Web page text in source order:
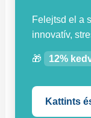
Felejtsd el a
innovatív,
🎁 12%
Kattints